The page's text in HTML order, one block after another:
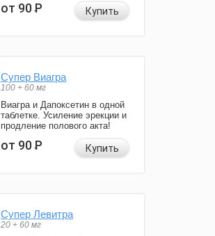
от 90Р Купить
Супер Виагра
100 + 60 мг
Виагра и Дапоксетин в одной
таблетке. Усиление эрекции и
продление полового акта!
от 90Р Купить
Супер Левитра
20 + 60 мг